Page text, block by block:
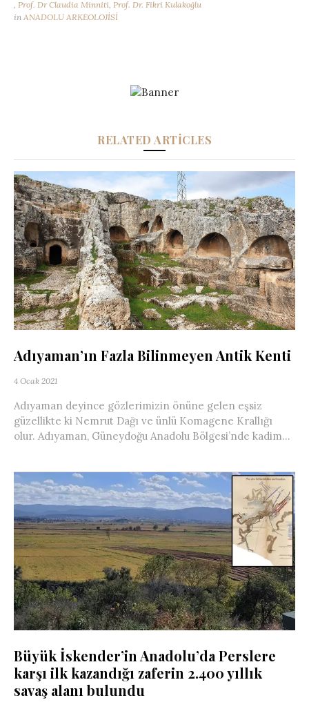
Prof. Dr Claudia Minniti Prof. Dr. Fikri Kulakoğlu
in ANADOLU ARKEOLOJİSİ
RELATED ARTICLES
Adıyaman’ın Fazla Bilinmeyen Antik Kenti
4 Ocak 2021
Adıyaman deyince gözlerimizin önüne gelen eşsiz
güzellikte ki Nemrut Dağı ve ünlü Komagene Krallığı
olur. Adıyaman, Güneydoğu Anadolu Bölgesi’nde kadim...
Büyük İskender’in Anadolu’da Perslere
karşı ilk kazandığı zaferin 2.400 yıllık
savaş alanı bulundu